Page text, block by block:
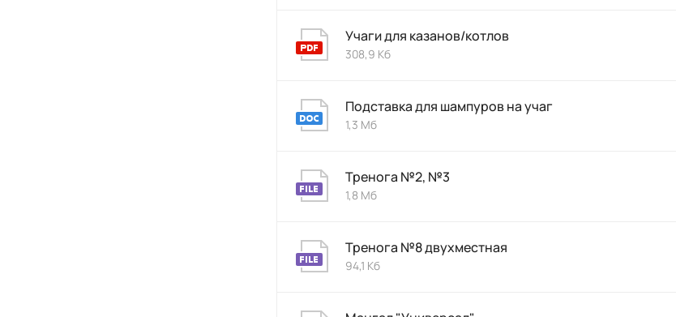
Учаги для казанов/котлов
308,9 Кб
Подставка для шампуров на учаг
1,3 Мб
Тренога №2, №3
1,8 Мб
Тренога №8 двухместная
94,1 Кб